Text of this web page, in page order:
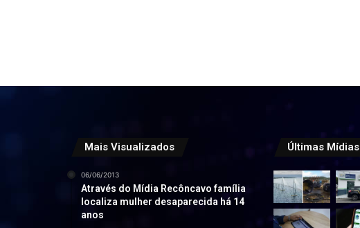
Mais Visualizados
06/06/2013
Através do Mídia Recôncavo família
localiza mulher desaparecida há 14
anos
Últimas Mídias